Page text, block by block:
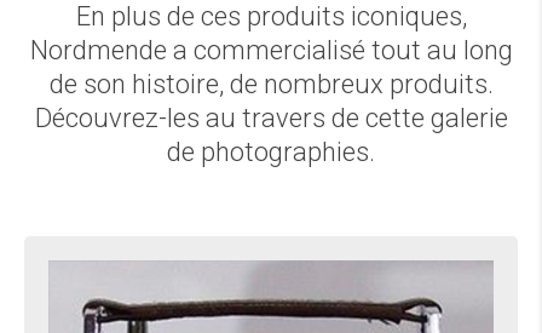
En plus de ces produits iconiques,
Nordmende a commercialisé tout au long
de son histoire, de nombreux produits.
Découvrez-les au travers de cette galerie
de photographies.